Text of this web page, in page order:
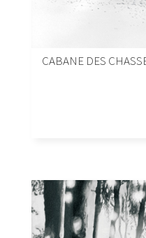
CABANE DES